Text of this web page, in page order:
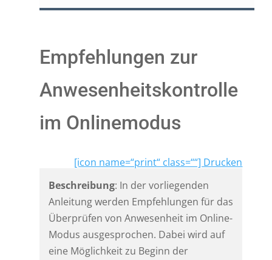
Empfehlungen zur
Anwesenheitskontrolle
im Onlinemodus
[icon name=“print“ class=““] Drucken
Beschreibung: In der vorliegenden
Anleitung werden Empfehlungen für das
Überprüfen von Anwesenheit im Online-
Modus ausgesprochen. Dabei wird auf
eine Möglichkeit zu Beginn der